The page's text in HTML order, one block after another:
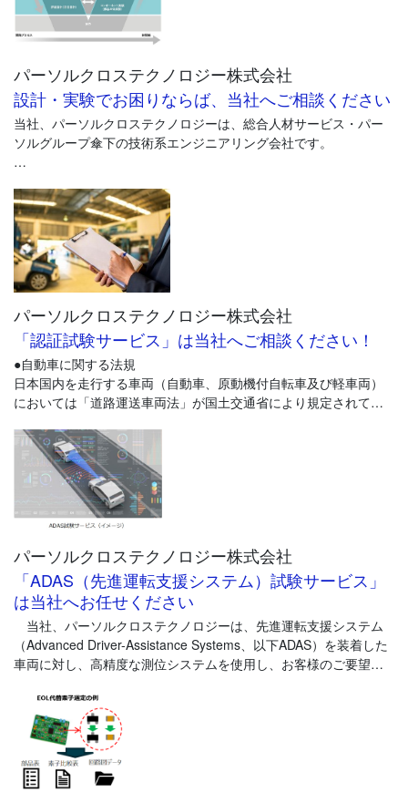
● エネルギーフロー解析
車両へのエネルギー入力(100%)が車両のどのシステムで消費され
車両間の効率に関し詳細な彼我比較が可能となります。
詳細は、下記をご覧ください。
▼ https://www.marklines.com/ja/product/14138 ▼
- 左図： 受託試験対応フロー図 右図：充放電試験 BMSの制御マッ
プ解析
3Dモデルから、異なる材質、製法、製造場所に対して複数の条件
に対し、コストシミュレーションを行うことができます。
● 専門の解析スタッフによる迅速な対応（通常、納期2-4週
間）
● 解析手法を体系化、最高レベルの解析粒度、精度を実現
● 全工程の加工機械ごとに機械レートを設定。
● 世界各国の原材料費、加工機、労務レート、光熱費等のデー
タベースを維持管理
● サイクルタイムは、製造工程アルゴリズムに基づく各種ツー
ルにより計算。 二次加工、検査を含む全加工工程の詳細まで解
析。
お客様のニーズごとに対応し、費用は最小化できます。 比較的簡
ます。
パーソルクロステクノロジー株式会社
設計・実験でお困りならば、当社へご相談ください
当社、パーソルクロステクノロジーは、総合人材サービス・パー
ソルグループ傘下の技術系エンジニアリング会社です。
社名 パーソルクロステクノロジー株式会社
(PERSOL CROSS TECHNOLOGY CO., LTD.)
設立 1979年10月11日
代表者 代表取締役社長 正木 慎二
事業内容 テクノロジーソリューション事業
本社所在地 〒163-0451 東京都新宿区西新宿2-1-1 新宿
三井ビルディング51F
TEL. 03-6370-6840
資本金 4億9,500万円
従業員数 9,706名 (2022年12月1日時点、当社所属の全
雇用形態の従業員数）
企業資格 労働者派遣事業許可番号「派13-316579」
有料職業紹介事業許可番号「13-ユ-315141」
ISO9001(一部拠点)、プライバシーマーク
パーソルクロステクノロジー株式会社
「認証試験サービス」は当社へご相談ください！
●自動車に関する法規
日本国内を走行する車両（自動車、原動機付自転車及び軽車両）
においては「道路運送車両法」が国土交通省により規定されてい
り、安全確保と公害防止などの観点から、自動車の設計製造のた
めの各種要件も規定されています。1998年に国連の「車両等の型
式認定相互承認協定」に加入した日本では、「協定規則」の採用
が段階的に進められています。
パーソルクロステクノロジー株式会社
「ADAS（先進運転支援システム）試験サービス」
は当社へお任せください
当社、パーソルクロステクノロジーは、先進運転支援システム
（Advanced Driver-Assistance Systems、以下ADAS）を装着した
車両に対し、高精度な測位システムを使用し、お客様のご要望に
います。
同サービスでは、各種車両試験や保安基準に準拠した車両走行
の条件設定から、RTK（Real-Time Kinematic）による測位とセン
サー信号などを同期させたデータによる車両挙動の把握、および
機能評価までの試験を行います。